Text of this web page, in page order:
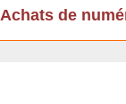
Achats de